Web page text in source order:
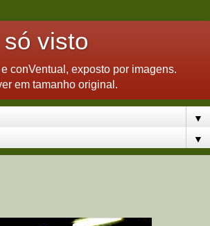
visto
conVentual, exposto por imagens.
em tamanho original.
▼
▼